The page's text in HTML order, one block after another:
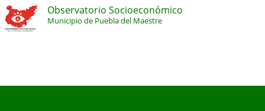
Observatorio Socioeconómico
Municipio de Puebla del Maestre